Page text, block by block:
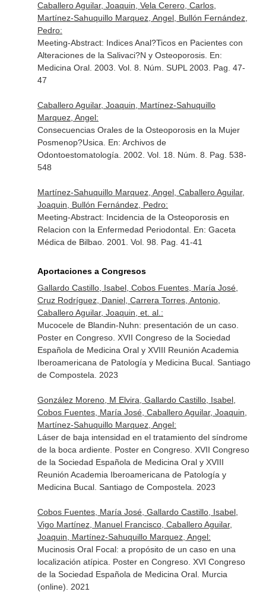
Caballero Aguilar, Joaquin, Vela Cerero, Carlos,
Martínez-Sahuquillo Marquez, Angel, Bullón Fernández,
Pedro:
Meeting-Abstract: Indices Anal?Ticos en Pacientes con
Alteraciones de la Salivaci?N y Osteoporosis. En:
Medicina Oral. 2003. Vol. 8. Núm. SUPL 2003. Pag. 47-
47
Caballero Aguilar, Joaquin, Martínez-Sahuquillo
Marquez, Angel:
Consecuencias Orales de la Osteoporosis en la Mujer
Posmenop?Usica. En: Archivos de
Odontoestomatología . 2002. Vol. 18. Núm. 8. Pag. 538-
548
Martínez-Sahuquillo Marquez, Angel, Caballero Aguilar,
Joaquin, Bullón Fernández, Pedro:
Meeting-Abstract: Incidencia de la Osteoporosis en
Relacion con la Enfermedad Periodontal. En: Gaceta
Médica de Bilbao. 2001. Vol. 98. Pag. 41-41
Aportaciones a Congresos
Gallardo Castillo, Isabel, Cobos Fuentes, María José,
Cruz Rodríguez, Daniel, Carrera Torres, Antonio,
Caballero Aguilar, Joaquin, et. al.:
Mucocele de Blandin-Nuhn: presentación de un caso.
Poster en Congreso. XVII Congreso de la Sociedad
Española de Medicina Oral y XVIII Reunión Academia
Iberoamericana de Patología y Medicina Bucal. Santiago
de Compostela. 2023
González Moreno, M Elvira, Gallardo Castillo, Isabel,
Cobos Fuentes, María José, Caballero Aguilar, Joaquin,
Martínez-Sahuquillo Marquez, Angel:
Láser de baja intensidad en el tratamiento del síndrome
de la boca ardiente. Poster en Congreso. XVII Congreso
de la Sociedad Española de Medicina Oral y XVIII
Reunión Academia Iberoamericana de Patología y
Medicina Bucal. Santiago de Compostela. 2023
Cobos Fuentes, María José, Gallardo Castillo, Isabel,
Vigo Martínez, Manuel Francisco, Caballero Aguilar,
Joaquin, Martínez-Sahuquillo Marquez, Angel:
Mucinosis Oral Focal: a propósito de un caso en una
localización atípica. Poster en Congreso. XVI Congreso
de la Sociedad Española de Medicina Oral. Murcia
(online). 2021